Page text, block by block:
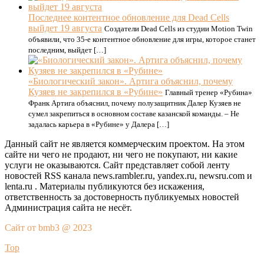
Последнее контентное обновление для Dead Cells
выйдет 19 августа Создатели Dead Cells из студии Motion Twin
объявили, что 35-е контентное обновление для игры, которое станет
последним, выйдет […]
«Биологический закон». Артига объяснил, почему
Кузяев не закрепился в «Рубине» Главный тренер «Рубина»
Франк Артига объяснил, почему полузащитник Далер Кузяев не
сумел закрепиться в основном составе казанской команды. – Не
задалась карьера в «Рубине» у Далера […]
Данный сайт не является коммерческим проектом. На этом
сайте ни чего не продают, ни чего не покупают, ни какие
услуги не оказываются. Сайт представляет собой ленту
новостей RSS канала news.rambler.ru, yandex.ru, newsru.com и
lenta.ru . Материалы публикуются без искажения,
ответственность за достоверность публикуемых новостей
Администрация сайта не несёт.
Сайт от bmb3 @ 2023
Top